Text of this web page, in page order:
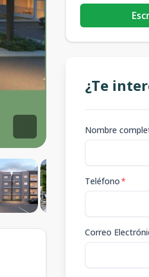
¿Te
Nombre
Teléfono*
Correo